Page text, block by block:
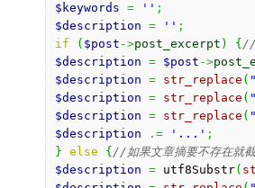
$keywords = '' ;
$description = '' ;
if
( $post ->post_excerpt ) { //
$description = $post ->
$description = str_replace ( "
$description = str_replace ( "
$description = str_replace ( "
$description
.= '...' ;
} else { //如果文章摘要不存在就
$description = utf8Substr(